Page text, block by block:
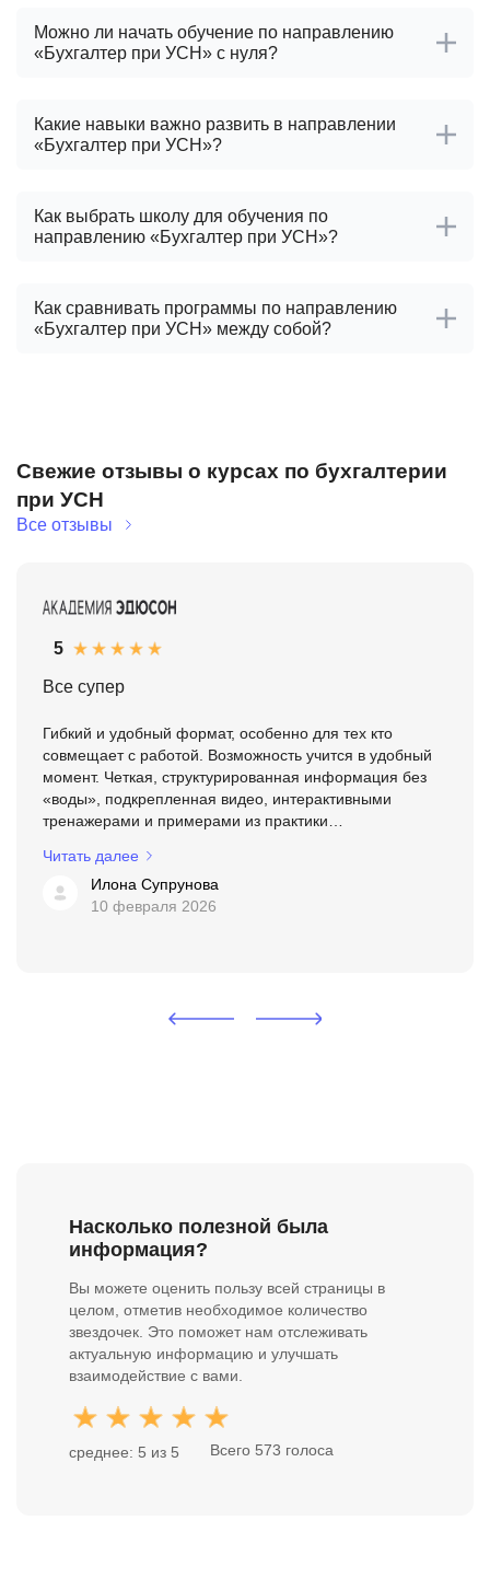
Можно ли начать обучение по направлению
«Бухгалтер при УСН» с нуля?
Какие навыки важно развить в направлении
«Бухгалтер при УСН»?
Как выбрать школу для обучения по
направлению «Бухгалтер при УСН»?
Как сравнивать программы по направлению
«Бухгалтер при УСН» между собой?
Свежие отзывы о курсах по бухгалтерии
при УСН
Все отзывы
5
Все супер
Гибкий и удобный формат, особенно для тех кто
совмещает с работой. Возможность учится в удобный
момент. Четкая, структурированная информация без
«воды», подкрепленная видео, интерактивными
тренажерами и примерами из практики
Читать далее
Илона Супрунова
10 февраля 2026
Насколько полезной была
информация?
Вы можете оценить пользу всей страницы в
целом, отметив необходимое количество
звездочек. Это поможет нам отслеживать
актуальную информацию и улучшать
взаимодействие с вами.
среднее: 5 из 5 Всего 573 голоса